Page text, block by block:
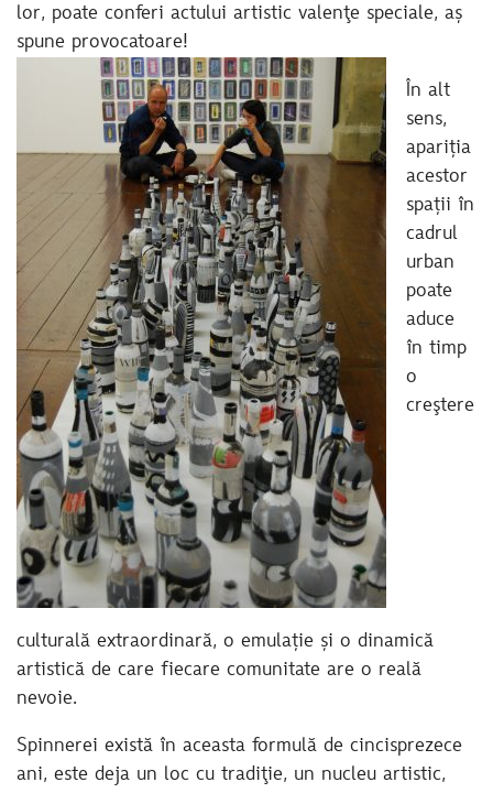
lor, poate conferi actului artistic valenţe speciale, aș
spune provocatoare!
În alt
sens,
apariția
acestor
spații în
cadrul
urban
poate
aduce
în timp
o
creştere
culturală extraordinară, o emulație și o dinamică
artistică de care fiecare comunitate are o reală
nevoie.
Spinnerei există în aceasta formulă de cincisprezece
ani, este deja un loc cu tradiţie, un nucleu artistic,